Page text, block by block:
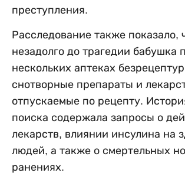
преступления.
Расследование также показало,
незадолго до трагедии бабушка
нескольких аптеках
снотворные препараты и
отпускаемые по рецепту.
поиска содержала запросы о
лекарств, влиянии инсулина на
людей, а также о смертельных
ранениях.